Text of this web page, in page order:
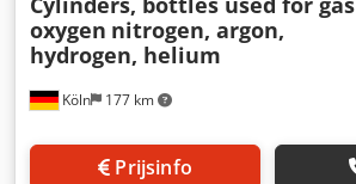
Köln 177 km
oxygen nitrogen, argon,
hydrogen, helium
Prijsinfo